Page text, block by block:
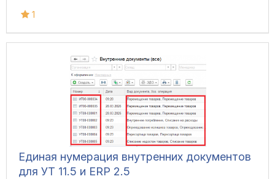
1
Единая нумерация внутренних документов
для УТ 11.5 и ERP 2.5